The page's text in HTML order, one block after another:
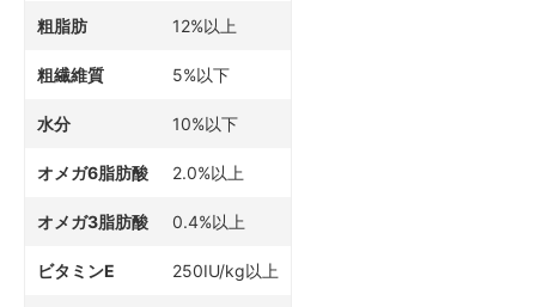
粗脂肪 12%以上
粗繊維質 5%以下
水分 10%以下
オメガ6脂肪酸 2.0%以上
オメガ3脂肪酸 0.4%以上
ビタミンE 250IU/kg以上